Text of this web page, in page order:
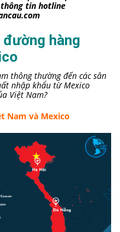
tin hotline
đường hàng
thông thường đến các sân
nhập khẩu từ Mexico
Việt Nam?
Nam và Mexico